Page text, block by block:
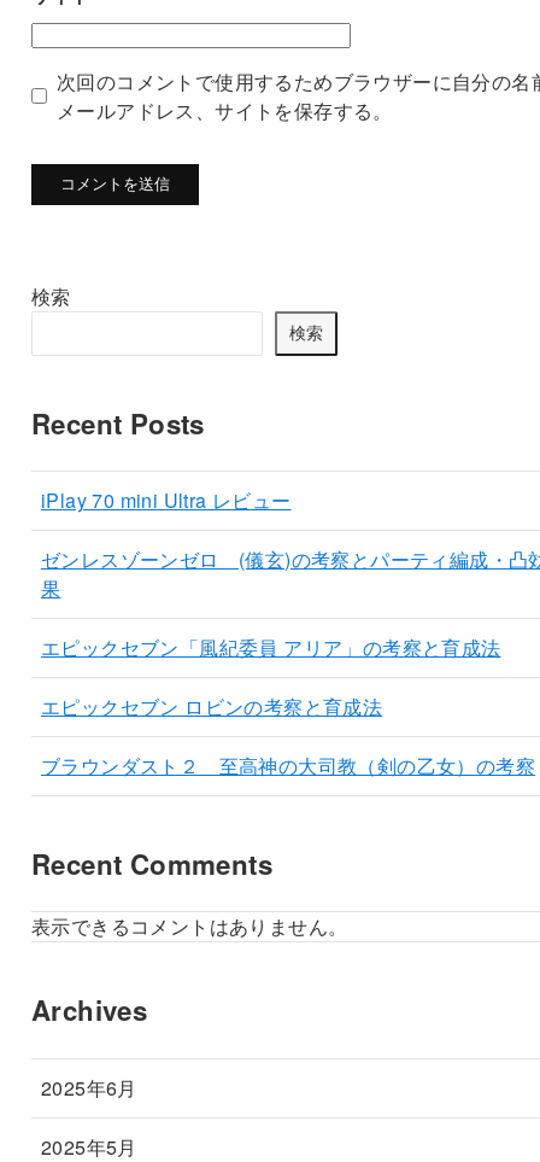
次回のコメントで使用するためブラウザーに自分の名
メールアドレス、サイトを保存する。
検索
検索
Recent Posts
iPlay 70 mini Ultra レビュー
ゼンレスゾーンゼロ (儀玄)の考察とパーティ編成・凸
果
エピックセブン「風紀委員 アリア」の考察と育成法
エピックセブン ロビンの考察と育成法
ブラウンダスト２ 至高神の大司教（剣の乙女）の考察
Recent Comments
表示できるコメントはありません。
Archives
2025年6月
2025年5月